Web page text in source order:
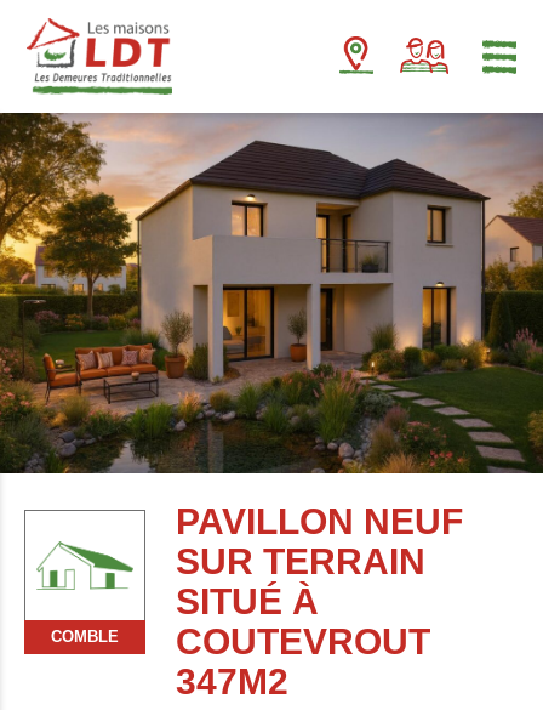
COMBLE
PAVILLON NEUF
SUR TERRAIN
SITUÉ À
COUTEVROUT
347M2